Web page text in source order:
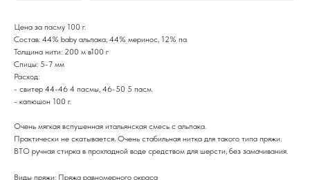
Цена за пасму 100 г.
Состав: 44% baby альпака, 44% меринос, 12% па
Толщина нити: 200 м в100 г
Спицы: 5-7 мм
Расход:
- свитер 44-46 4 пасмы, 46-50 5 пасм.
- капюшон 100 г.
Очень мягкая вспушенная итальянская смесь с альпака.
Практически не скатывается. Очень стабильная нитка для такого типа пряжи.
ВТО ручная стирка в прохладной воде средством для шерсти, без замачивания.
Виды пряжи: Пряжа равномерного окраса